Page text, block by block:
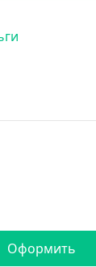
Оформить